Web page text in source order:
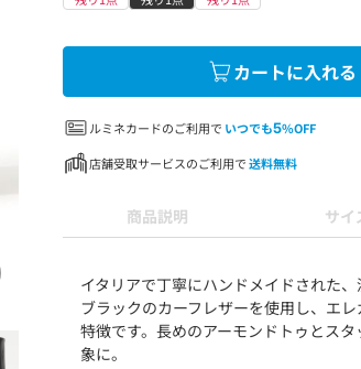
カートに入れる
ルミネカードのご利用で いつでも5%OFF
店舗受取サービスのご利用で送料無料
商品説明 サイ
イタリアで丁寧にハンドメイドされた、
ブラックのカーフレザーを使用し、エ
特徴です。長めのアーモンドトゥとス
象に。